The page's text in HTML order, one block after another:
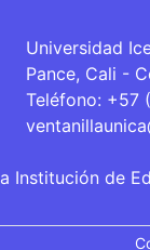
Universidad
Pance, Cali -
Teléfono: +57
Institución de